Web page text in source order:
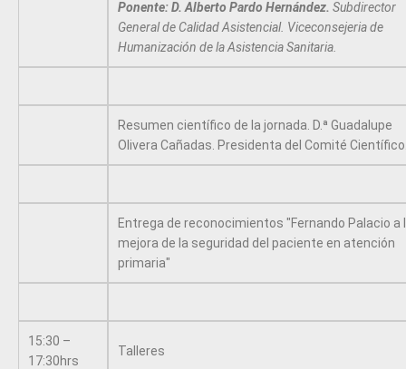
Ponente: D. Alberto Pardo Hernández. Subdirector
General de Calidad Asistencial. Viceconsejeria de
Humanización de la Asistencia Sanitaria.
Resumen científico de la jornada. D.ª Guadalupe
Olivera Cañadas. Presidenta del Comité
Entrega de reconocimientos "Fernando Palacio a
mejora de la seguridad del paciente en atención
primaria"
15:30 –
17:30hrs
Talleres